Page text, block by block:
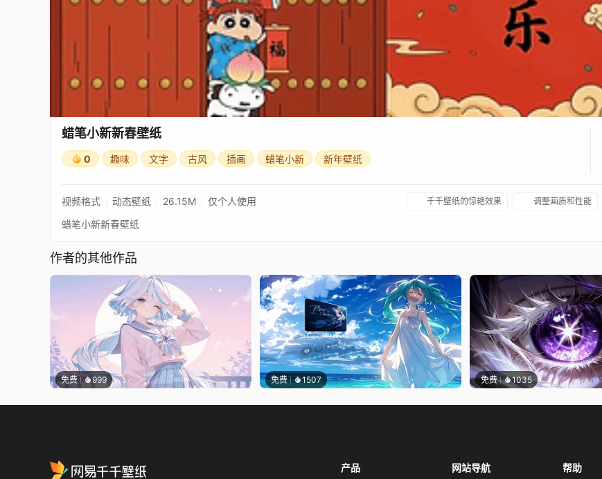
蜡笔小新新春壁纸
0 趣味 文字 古风 插画 蜡笔小新 新年壁纸
视频格式 动态壁纸 26.15M 仅个人使用 千千壁纸的惊艳效果 调整画质和性能
蜡笔小新新春壁纸
作者的其他作品
免费 999 免费 1507 免费 1035
产品 网站导航 帮助